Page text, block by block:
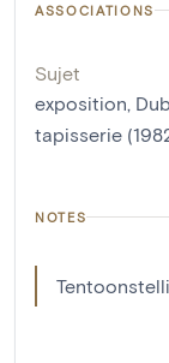
ASSOCIATIONS
Sujet
exposition,
tapisserie
NOTES